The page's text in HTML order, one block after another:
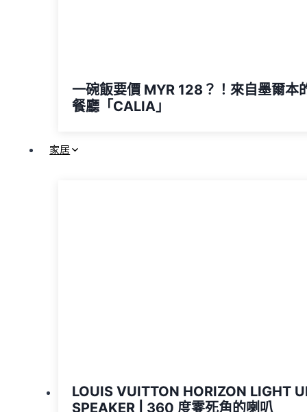
一碗飯要價 MYR 128？！來自墨爾本
餐廳「CALIA」
家居
LOUIS VUITTON HORIZON LIGHT
SPEAKER | 360 度零死角的喇叭